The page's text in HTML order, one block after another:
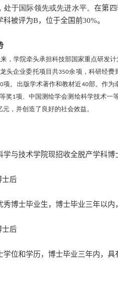
处于国际领先或先进水平。在第
科被评为B，位于全国前30%。
，学院牵头承担科技部国家重点研发
头企业委托项目共350余项，科研经费
项。出版学术著作和教材近40部。作为
奖1项、中国测绘学会测绘科学技术一
元，并创造了良好的社会效益。
学与技术学院现招收全脱产学科博
士后
秀博士毕业生，博士毕业三年以
士后
学位和学历，博士毕业三年内，